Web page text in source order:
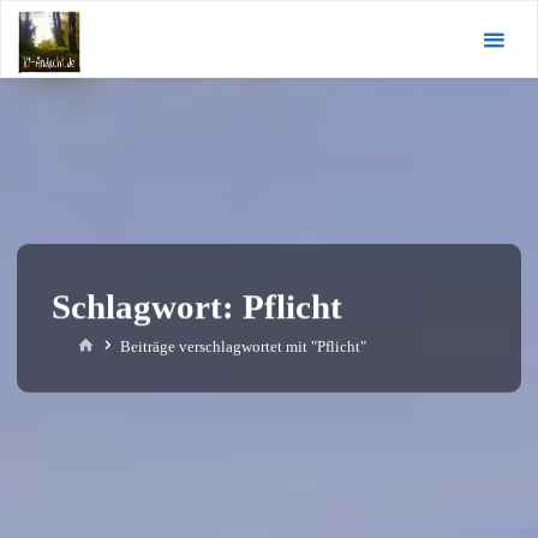
Zum
Inhalt
springen
Schlagwort:Pflicht
StartBeiträge verschlagwortet mit "Pflicht"